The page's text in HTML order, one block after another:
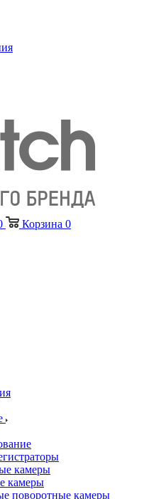
Корзина 0
камеры
камеры
поворотные камеры